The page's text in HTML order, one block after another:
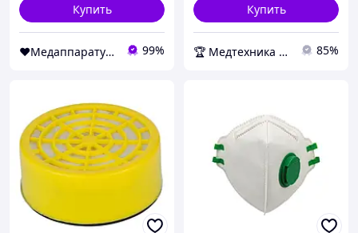
Купить
❤️Медаппаратура - Медтехника Низких Цен ✅ 99%
Купить
🏆 Медтехника — 20 лет надежности 85%